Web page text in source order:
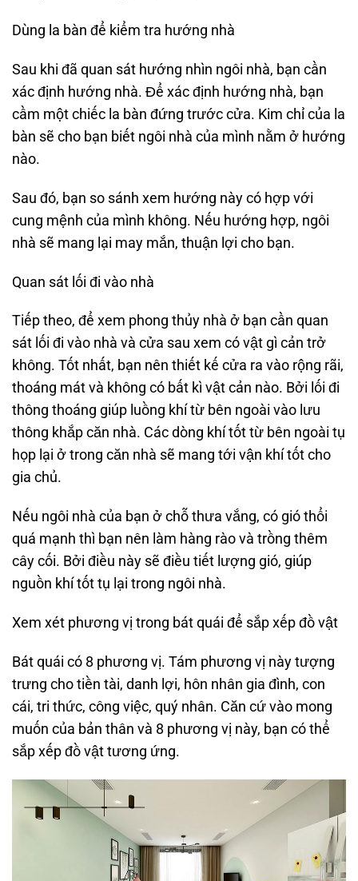
Dùng la bàn để kiểm tra hướng nhà
Sau khi đã quan sát hướng nhìn ngôi nhà, bạn cần
xác định hướng nhà. Để xác định hướng nhà, bạn
cầm một chiếc la bàn đứng trước cửa. Kim chỉ của la
bàn sẽ cho bạn biết ngôi nhà của mình nằm ở hướng
nào.
Sau đó, bạn so sánh xem hướng này có hợp với
cung mệnh của mình không. Nếu hướng hợp, ngôi
nhà sẽ mang lại may mắn, thuận lợi cho bạn.
Quan sát lối đi vào nhà
Tiếp theo, để xem phong thủy nhà ở bạn cần quan
sát lối đi vào nhà và cửa sau xem có vật gì cản trở
không. Tốt nhất, bạn nên thiết kế cửa ra vào rộng rãi,
thoáng mát và không có bất kì vật cản nào. Bởi lối đi
thông thoáng giúp luồng khí từ bên ngoài vào lưu
thông khắp căn nhà. Các dòng khí tốt từ bên ngoài tụ
họp lại ở trong căn nhà sẽ mang tới vận khí tốt cho
gia chủ.
Nếu ngôi nhà của bạn ở chỗ thưa vắng, có gió thổi
quá mạnh thì bạn nên làm hàng rào và trồng thêm
cây cối. Bởi điều này sẽ điều tiết lượng gió, giúp
nguồn khí tốt tụ lại trong ngôi nhà.
Xem xét phương vị trong bát quái để sắp xếp đồ vật
Bát quái có 8 phương vị. Tám phương vị này tượng
trưng cho tiền tài, danh lợi, hôn nhân gia đình, con
cái, tri thức, công việc, quý nhân. Căn cứ vào mong
muốn của bản thân và 8 phương vị này, bạn có thể
sắp xếp đồ vật tương ứng.